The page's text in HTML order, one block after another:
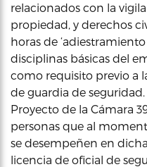
relacionados con la
propiedad, y derechos
horas de
disciplinas básicas del
como requisito previo a
de guardia de
Proyecto de la Cámara
personas que al
se desempeñen en
licencia de oficial de